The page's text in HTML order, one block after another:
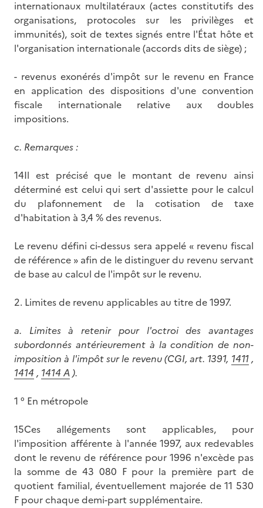
internationaux multilatéraux (actes constitutifs des
organisations, protocoles sur les privilèges et
immunités), soit de textes signés entre l'État hôte et
l'organisation internationale (accords dits de siège) ;
- revenus exonérés d'impôt sur le revenu en France
en application des dispositions d'une convention
fiscale internationale relative aux doubles
impositions.
c. Remarques :
14Il est précisé que le montant de revenu ainsi
déterminé est celui qui sert d'assiette pour le calcul
du plafonnement de la cotisation de taxe
d'habitation à 3,4 % des revenus.
Le revenu défini ci-dessus sera appelé « revenu fiscal
de référence » afin de le distinguer du revenu servant
de base au calcul de l'impôt sur le revenu.
2. Limites de revenu applicables au titre de 1997.
a.
Limites à retenir pour l'octroi des avantages
subordonnés antérieurement à la condition de non-
imposition à l'impôt sur le revenu (CGI, art. 1391, 1411,
1414 , 1414 A).
1 ° En métropole
15Ces allégements sont applicables, pour
l'imposition afférente à l'année 1997, aux redevables
dont le revenu de référence pour 1996 n'excède pas
la somme de 43 080 F pour la première part de
quotient familial, éventuellement majorée de 11 530
F pour chaque demi-part supplémentaire.